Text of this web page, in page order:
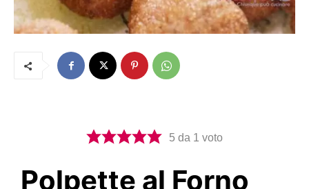
5 da 1 voto
Polpette al Forno